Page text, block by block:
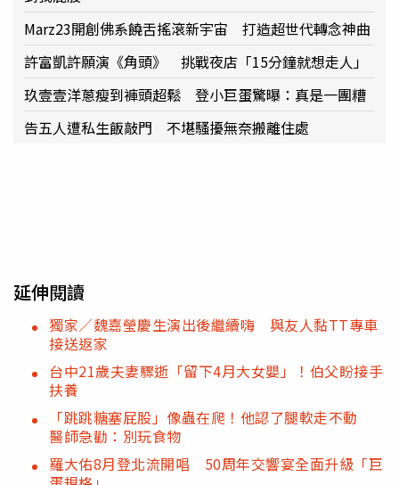
Marz23開創佛系饒舌搖滾新宇宙 打造超世代轉念神曲
許富凱許願演《角頭》 挑戰夜店「15分鐘就想走人」
玖壹壹洋蔥瘦到褲頭超鬆 登小巨蛋驚曝：真是一團糟
告五人遭私生飯敲門 不堪騷擾無奈搬離住處
延伸閱讀
獨家／魏嘉瑩慶生演出後繼續嗨 與友人黏TT專車
接送返家
台中21歲夫妻驟逝「留下4月大女嬰」！伯父盼接手
扶養
「跳跳糖塞屁股」像蟲在爬！他認了腿軟走不動
醫師急勸：別玩食物
羅大佑8月登北流開唱 50周年交響宴全面升級「巨